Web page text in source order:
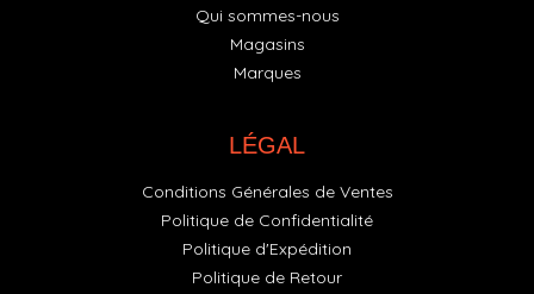
Qui sommes-nous
Magasins
Marques
LÉGAL
Conditions Générales de Ventes
Politique de Confidentialité
Politique d'Expédition
Politique de Retour